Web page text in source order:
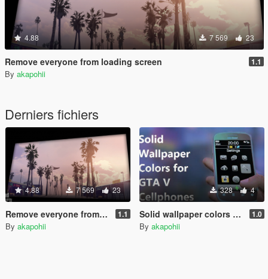
4.88 7 569 23
Remove everyone from loading screen 1.1
By akapohii
Derniers fichiers
4.88 7 569 23
Remove everyone from loading screen 1.1
By akapohii
328 4
Solid wallpaper colors [Pack] 1.0
By akapohii